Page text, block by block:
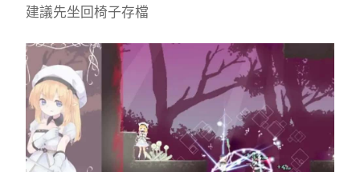
建議先坐回椅子存檔